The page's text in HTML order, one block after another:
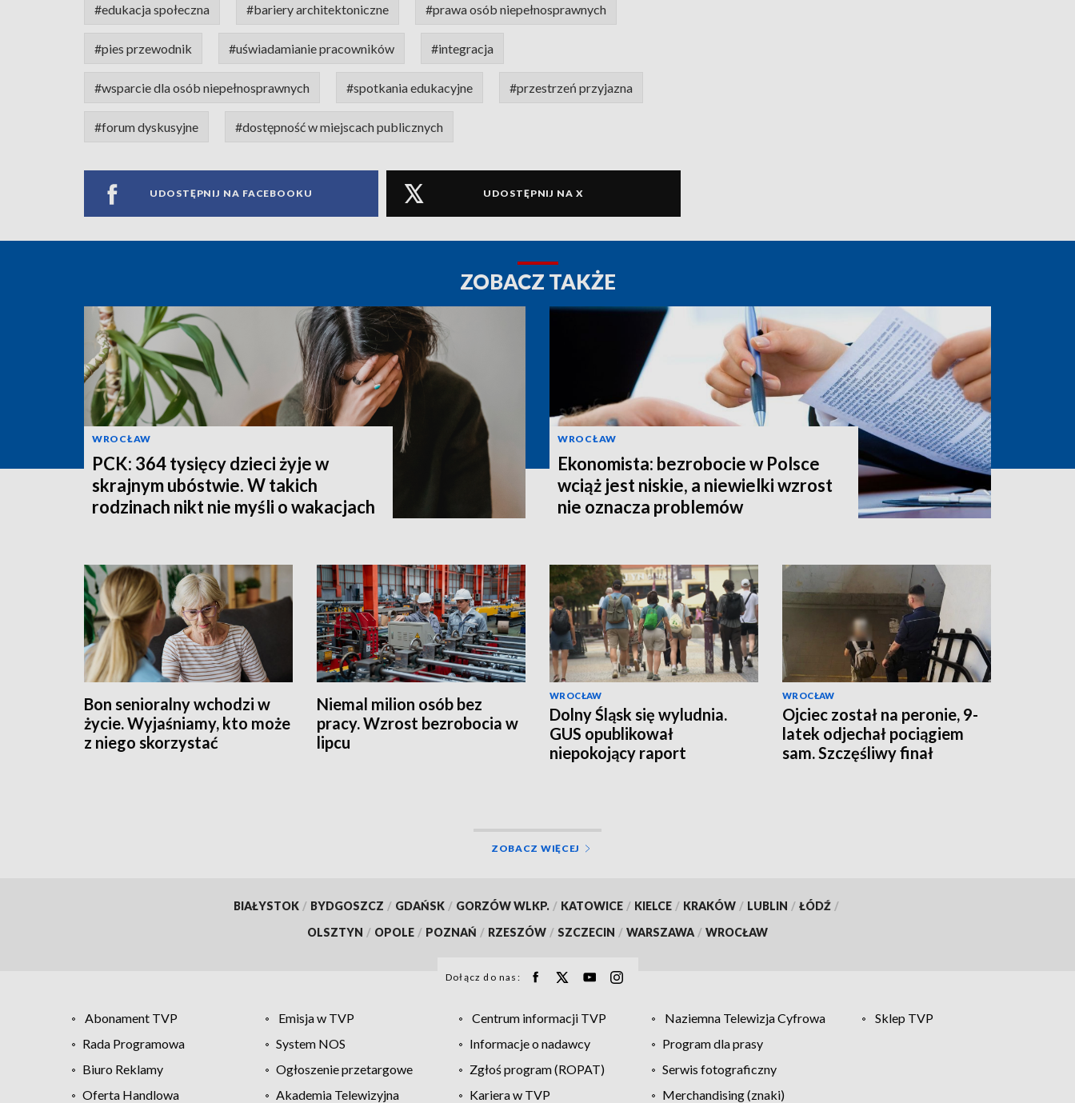
#edukacja społeczna #bariery architektoniczne #prawa osób niepełnosprawnych
#pies przewodnik #uświadamianie pracowników #integracja
#wsparcie dla osób niepełnosprawnych #spotkania edukacyjne #przestrzeń przyjazna
#forum dyskusyjne #dostępność w miejscach publicznych
UDOSTĘPNIJ NA FACEBOOKU UDOSTĘPNIJ NA X
ZOBACZ TAKŻE
WROCŁAW
PCK: 364 tysięcy dzieci żyje w
skrajnym ubóstwie. W takich
rodzinach nikt nie myśli o wakacjach
WROCŁAW
Ekonomista: bezrobocie w Polsce
wciąż jest niskie, a niewielki wzrost
nie oznacza problemów
Bon senioralny wchodzi w
życie. Wyjaśniamy, kto może
z niego skorzystać
Niemal milion osób bez
pracy. Wzrost bezrobocia w
lipcu
WROCŁAW
Dolny Śląsk się wyludnia.
GUS opublikował
niepokojący raport
WROCŁAW
Ojciec został na peronie, 9-
latek odjechał pociągiem
sam. Szczęśliwy finał
ZOBACZ WIĘCEJ
BIAŁYSTOK / BYDGOSZCZ / GDAŃSK / GORZÓW WLKP. / KATOWICE / KIELCE / KRAKÓW / LUBLIN / ŁÓDŹ /
OLSZTYN / OPOLE / POZNAŃ / RZESZÓW / SZCZECIN / WARSZAWA / WROCŁAW
Dołącz do nas:
Abonament TVP Emisja w TVP Centrum informacji TVP Naziemna Telewizja Cyfrowa
Sklep TVP
Rada Programowa
System NOS Informacje o nadawcy
Program dla prasy
Biuro Reklamy
Ogłoszenie przetargowe Zgłoś program (ROPAT)
Serwis fotograficzny
Oferta Handlowa
Akademia Telewizyjna Kariera w TVP Merchandising (znaki)